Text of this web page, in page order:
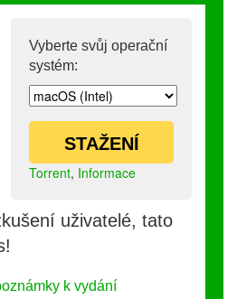
Vyberte svůj operační
systém:
STAŽENÍ
Torrent, Informace
uživatelé, tato
k vydání